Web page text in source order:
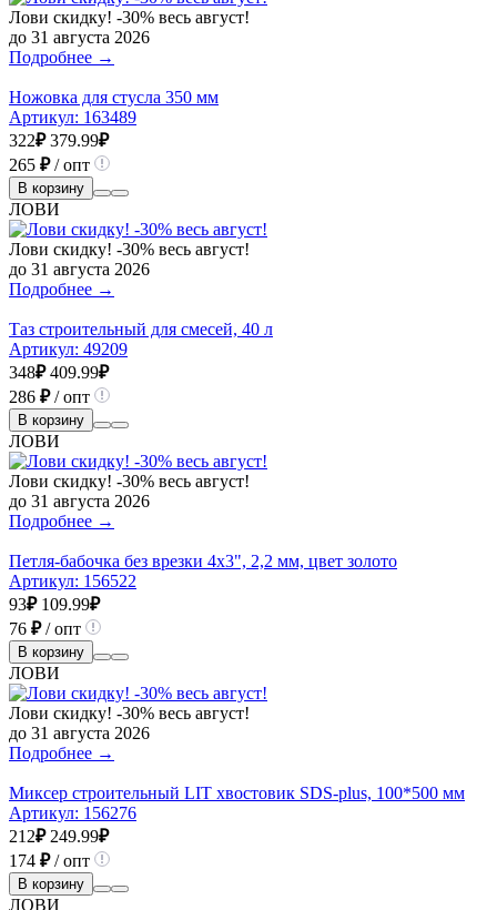
Лови скидку! -30% весь август!
до 31 августа 2026
Подробнее →
Ножовка для стусла 350 мм
Артикул: 163489
322₽ 379.99₽
265 ₽/ опт
В корзину
ЛОВИ
Лови скидку! -30% весь август!
до 31 августа 2026
Подробнее →
Таз строительный для смесей, 40 л
Артикул: 49209
348₽ 409.99₽
286 ₽/ опт
В корзину
ЛОВИ
Лови скидку! -30% весь август!
до 31 августа 2026
Подробнее →
Петля-бабочка без врезки 4х3", 2,2 мм, цвет золото
Артикул: 156522
93₽ 109.99₽
76 ₽/ опт
В корзину
ЛОВИ
Лови скидку! -30% весь август!
до 31 августа 2026
Подробнее →
Миксер строительный LIT хвостовик SDS-plus, 100*500 мм
Артикул: 156276
212₽ 249.99₽
174 ₽/ опт
В корзину
ЛОВИ